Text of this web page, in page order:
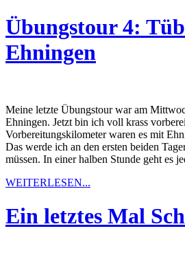
Übungstour 4:
Ehningen
Meine letzte Übungstour war am
Ehningen. Jetzt bin ich voll krass
Vorbereitungskilometer waren es mit
Das werde ich an den ersten beiden
müssen. In einer halben Stunde geht es
WEITERLESEN...
Ein letztes Mal